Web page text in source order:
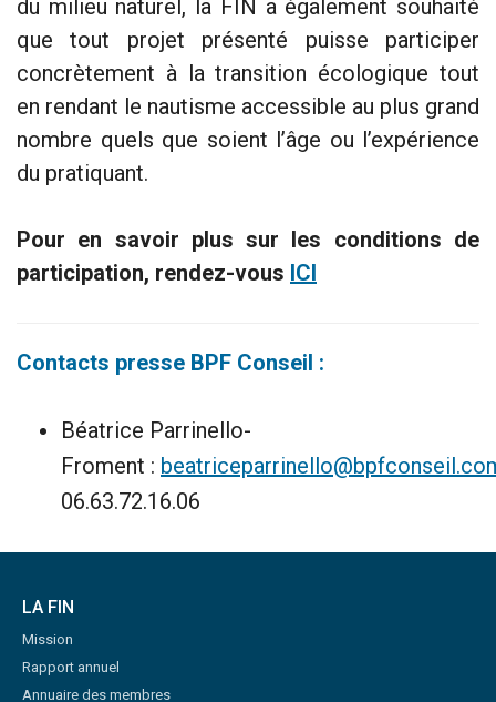
du milieu naturel, la FIN a également souhaité
que tout projet présenté puisse participer
concrètement à la transition écologique tout
en rendant le nautisme accessible au plus grand
nombre quels que soient l’âge ou l’expérience
du pratiquant.
Pour en savoir plus sur les conditions de
participation, rendez-vous ICI
Contacts presse BPF Conseil :
Béatrice Parrinello-
Froment :
06.63.72.16.06
LA FIN
Mission
Rapport annuel
Annuaire des membres